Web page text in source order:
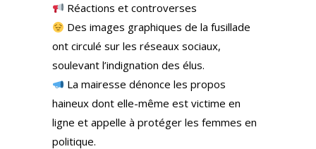
Réactions et controverses
Des images graphiques de la fusillade
ont circulé sur les réseaux sociaux,
soulevant l’indignation des élus.
La mairesse dénonce les propos
haineux dont elle-même est victime en
ligne et appelle à protéger les femmes en
politique.